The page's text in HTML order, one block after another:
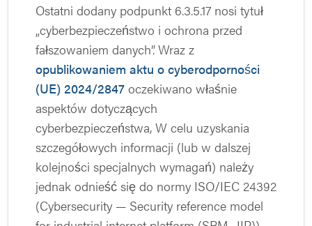
Ostatni dodany podpunkt 6.3.5.17 nosi tytuł
„cyberbezpieczeństwo i ochrona przed
fałszowaniem danych”. Wraz z
opublikowaniem aktu o cyberodporności
(UE) 2024/2847 oczekiwano właśnie
aspektów dotyczących
cyberbezpieczeństwa, W celu uzyskania
szczegółowych informacji (lub w dalszej
kolejności specjalnych wymagań) należy
jednak odnieść się do normy ISO/IEC 24392
(Cybersecurity — Security reference model